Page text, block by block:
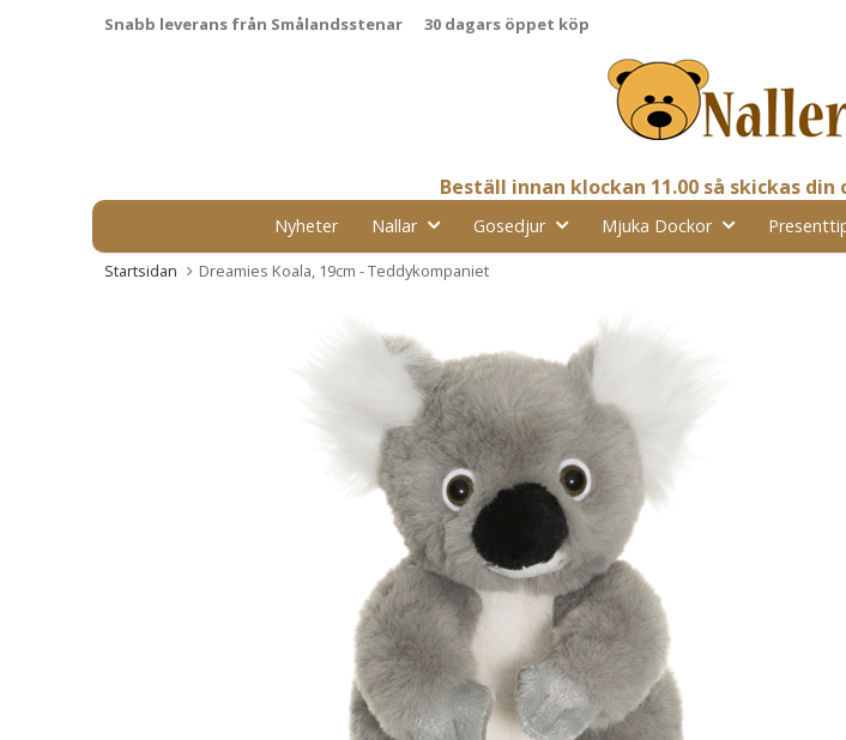
Snabb leverans från Smålandsstenar 30 dagars öppet köp
Beställ innan klockan 11.00 så skickas
Nyheter Nallar Gosedjur Mjuka Dockor
Startsidan Dreamies Koala, 19cm - Teddykompaniet